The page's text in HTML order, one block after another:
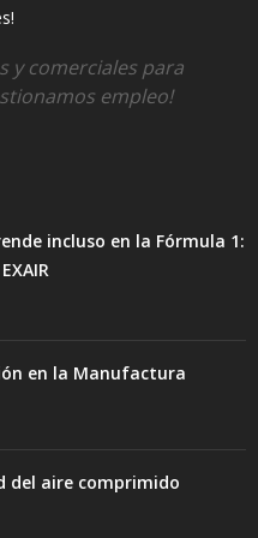
y comerciales para
empleo!
incluso en la Fórmula 1:
en la Manufactura
del aire comprimido